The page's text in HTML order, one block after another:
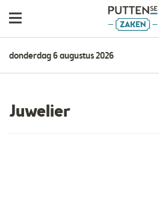
donderdag 6 augustus 2026
Juwelier